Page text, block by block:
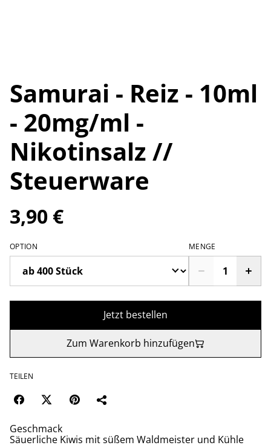
Samurai - Reiz - 10ml
- 20mg/ml -
Nikotinsalz //
Steuerware
3,90 €
OPTION MENGE
Jetzt bestellen
Zum Warenkorb hinzufügen
TEILEN
Geschmack
Säuerliche Kiwis mit süßem Waldmeister und Kühle